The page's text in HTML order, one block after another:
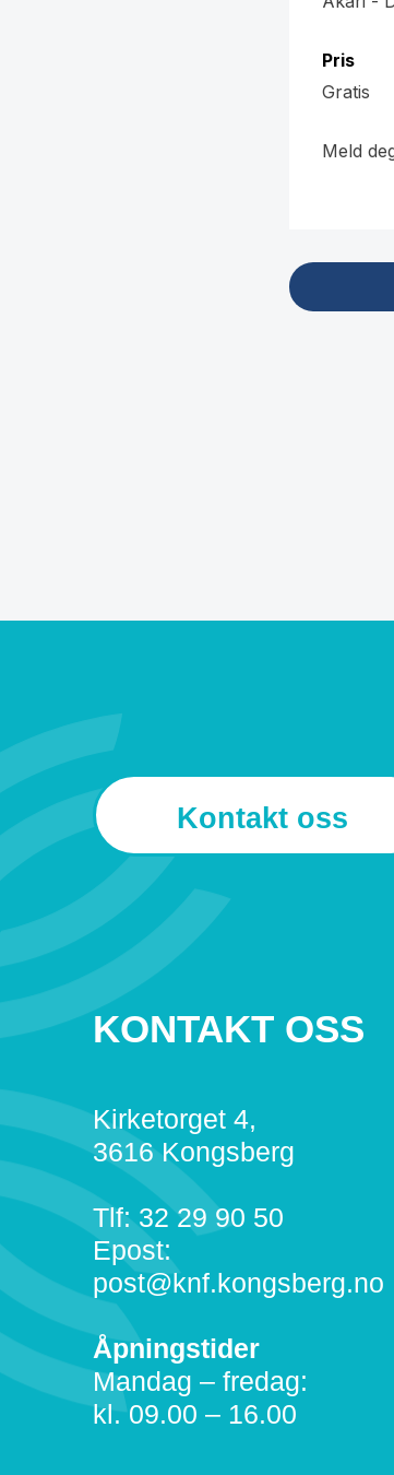
Kontakt oss
KONTAKT OSS
Kirketorget 4,
3616 Kongsberg
Tlf: 32 29 90 50
Epost:
post@knf.kongsberg.no
Åpningstider
Mandag – fredag:
kl. 09.00 – 16.00